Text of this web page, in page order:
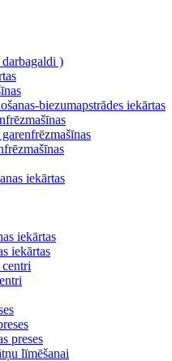
)
biezumapstrādes iekārtas
iekārtas
iekārtas
iekārtas
centri
preses
līmēšanai